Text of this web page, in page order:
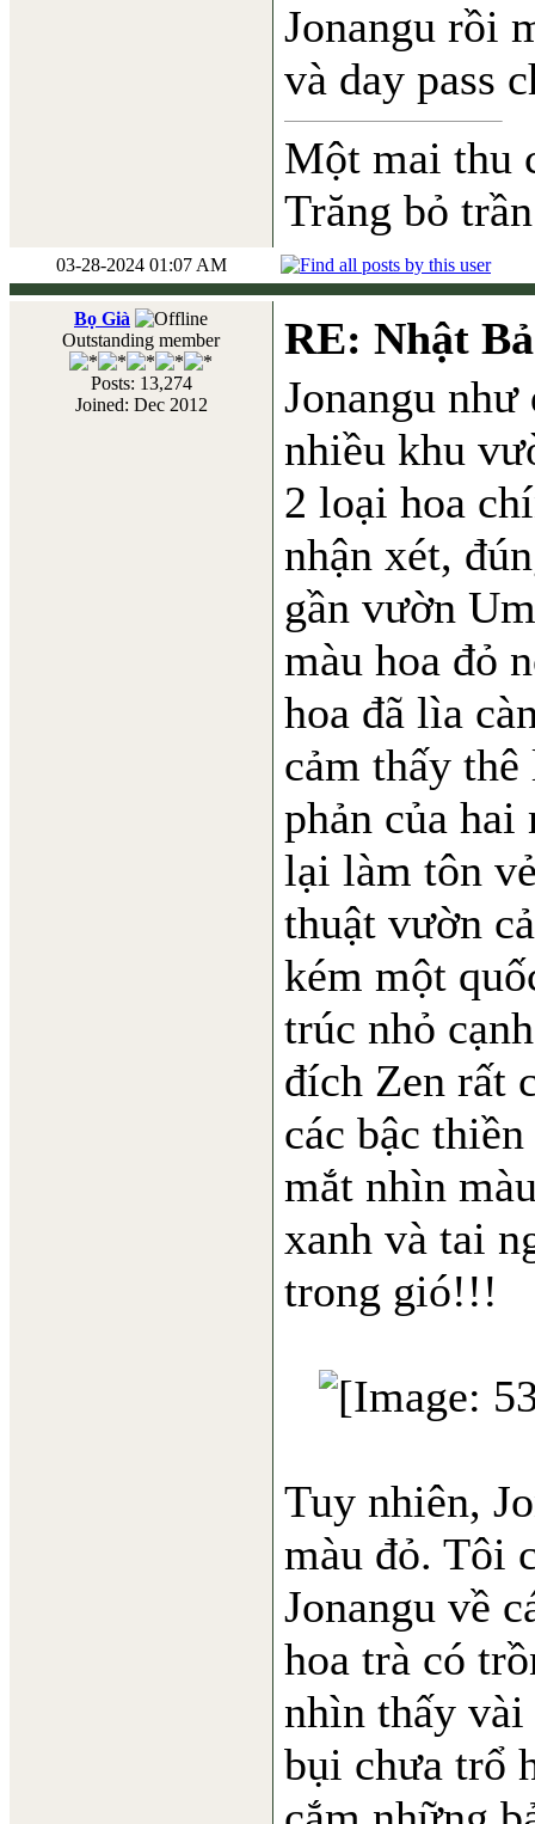
Jonangu rồi
và day pass
Một mai thu
Trăng bỏ
03-28-2024 01:07 AM
Bọ Già
Outstanding member
Posts: 13,274
Joined: Dec 2012
RE: Nhật
Jonangu
nhiều khu
2 loại hoa
nhận xét,
gần vườn
màu hoa đỏ
hoa đã lìa
cảm thấy
phản của
lại làm tôn
thuật vườn
kém một
trúc nhỏ
đích Zen rất
các bậc
mắt nhìn
xanh và tai
trong gió!!!
Tuy nhiên,
màu đỏ. Tôi
Jonangu về
hoa trà có
nhìn thấy
bụi chưa trổ